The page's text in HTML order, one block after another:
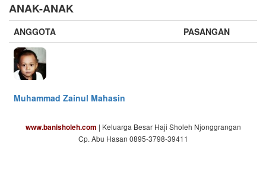
ANAK-ANAK
ANGGOTA PASANGAN
Muhammad Zainul Mahasin
www.banisholeh.com | Keluarga Besar Haji Sholeh Njonggrangan
Cp. Abu Hasan 0895-3798-39411